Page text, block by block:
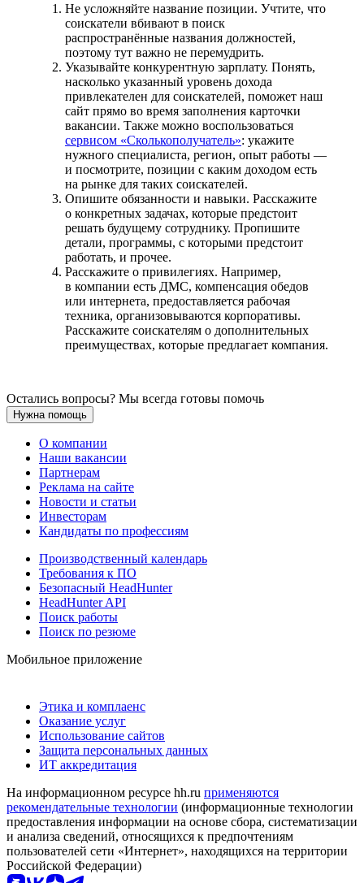
Не усложняйте название позиции. Учтите, что
соискатели вбивают в поиск
распространённые названия должностей,
поэтому тут важно не перемудрить.
Указывайте конкурентную зарплату. Понять,
насколько указанный уровень дохода
привлекателен для соискателей, поможет наш
сайт прямо во время заполнения карточки
вакансии. Также можно воспользоваться
сервисом «Сколькополучатель»: укажите
нужного специалиста, регион, опыт работы —
и посмотрите, позиции с каким доходом есть
на рынке для таких соискателей.
Опишите обязанности и навыки. Расскажите
о конкретных задачах, которые предстоит
решать будущему сотруднику. Пропишите
детали, программы, с которыми предстоит
работать, и прочее.
Расскажите о привилегиях. Например,
в компании есть ДМС, компенсация обедов
или интернета, предоставляется рабочая
техника, организовываются корпоративы.
Расскажите соискателям о дополнительных
преимуществах, которые предлагает компания.
Остались вопросы? Мы всегда готовы помочь
Нужна помощь
О компании
Наши вакансии
Партнерам
Реклама на сайте
Новости и статьи
Инвесторам
Кандидаты по профессиям
Производственный календарь
Требования к ПО
Безопасный HeadHunter
HeadHunter API
Поиск работы
Поиск по резюме
Мобильное приложение
Этика и комплаенс
Оказание услуг
Использование сайтов
Защита персональных данных
ИТ аккредитация
На информационном ресурсе hh.ru применяются
рекомендательные технологии (информационные технологии
предоставления информации на основе сбора, систематизации
и анализа сведений, относящихся к предпочтениям
пользователей сети «Интернет», находящихся на территории
Российской Федерации)